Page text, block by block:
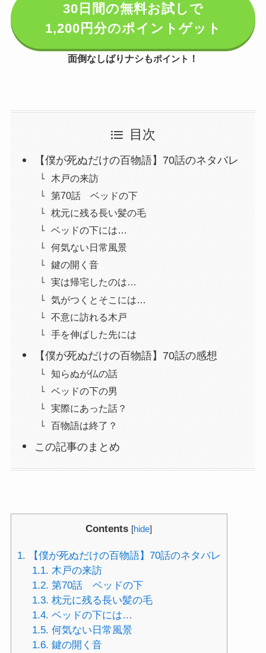
30日間の無料お試しで
1,200円分のポイントゲット
面倒なしばりナシもポイント ！
目次
【僕が死ぬだけの百物語】70話のネタバレ
木戸の来訪
第70話 ベッドの下
枕元に残る長い髪の毛
ベッドの下には…
何気ない日常風景
鍵の開く音
実は帰宅したのは…
気がつくとそこには…
不意に訪れる木戸
手を伸ばした先には
【僕が死ぬだけの百物語】70話の感想
知らぬが仏の話
ベッドの下の男
実際にあった話？
百物語は終了？
この記事のまとめ
Contents [hide]
1. 【僕が死ぬだけの百物語】70話のネタバレ
1.1. 木戸の来訪
1.2. 第70話 ベッドの下
1.3. 枕元に残る長い髪の毛
1.4. ベッドの下には…
1.5. 何気ない日常風景
1.6. 鍵の開く音